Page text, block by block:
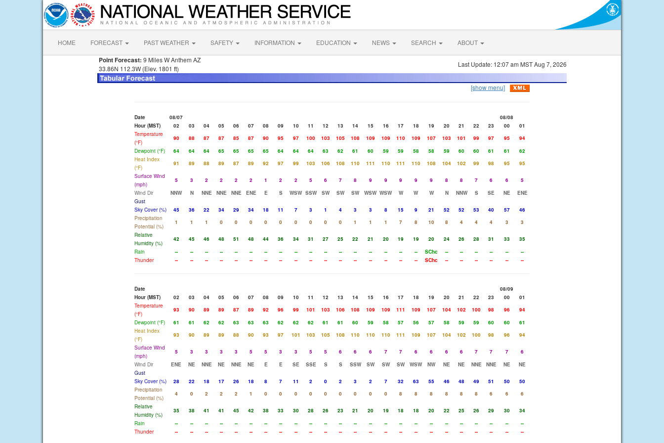
HOME FORECAST PAST WEATHER SAFETY INFORMATION EDUCATION NEWS SEARCH ABOUT
Point Forecast: 9 Miles W Anthem AZ
33.86N 112.3W (Elev. 1801 ft)
Last Update: 12:07 am MST Aug 7, 2026
[show menu]
Date 08/07
08/08
Hour (MST)
02 03 04 05 06 07 08 09 10 11 12 13 14 15 16 17 18 19 20 21 22 23 00
01
Temperature
(°F)
90 88 87 87 85 87 90 95 97 100 103 105 108 109 109 110 109 107 103 101 99 97 95
94
Dewpoint (°F)
64 64 64 65 65 65 65 64 64 64 63 62 61 60 59 59 58 58 59 60 60 61 61
62
Heat Index
(°F)
91 89 88 89 87 89 92 97 99 103 106 108 110 111 110 111 110 108 104 102 99 98 95
95
Surface Wind
(mph)
5 3 2 2 2 2 1 2 2 5 6 7 8 9 9 9 9 9 8 8 7 6 6
5
Wind Dir
NNW N NNE NNE NNE ENE E S WSW SSW SW SW SW WSW WSW W W W N NNW S SE NE
ENE
Gust
Sky Cover (%)
45 36 22 34 29 34 18 11 7 3 1 4 3 3 8 15 9 21 52 52 53 40 57
46
Precipitation
Potential (%)
1 1 1 0 0 0 0 0 0 0 0 0 1 1 1 7 8 10 8 4 4 4 3
3
Relative
Humidity (%)
42 45 46 48 51 48 44 36 34 31 27 25 22 21 20 19 19 20 24 26 28 31 33
35
Rain
-- -- -- -- -- -- -- -- -- -- -- -- -- -- -- -- -- SChc -- -- -- -- --
--
Thunder
-- -- -- -- -- -- -- -- -- -- -- -- -- -- -- -- -- SChc -- -- -- -- -- --
Date
08/09
Hour (MST)
02 03 04 05 06 07 08 09 10 11 12 13 14 15 16 17 18 19 20 21 22 23 00
01
Temperature
(°F)
93 90 89 89 87 89 92 96 99 101 103 106 108 109 109 111 109 107 104 102 100 98 96
94
Dewpoint (°F)
61 61 62 62 63 63 63 62 62 62 61 61 60 59 58 57 56 57 58 59 59 60 60
61
Heat Index
(°F)
93 90 89 89 88 90 93 97 101 103 105 108 110 110 110 111 109 107 104 102 100 98 96
94
Surface Wind
(mph)
5 3 3 3 3 5 5 3 3 5 5 6 6 6 7 7 6 6 6 6 7 7 7
6
Wind Dir
ENE NE NNE NE NNE NE E E SE SSE S S SSW SW SW SW WSW NW NE NE NNE NNE NE
NE
Gust
Sky Cover (%)
28 22 18 17 26 18 8 7 11 2 0 2 3 2 7 32 63 55 46 48 49 51 50
50
Precipitation
Potential (%)
4 0 2 2 2 1 0 0 0 0 0 0 0 0 0 8 8 8 8 8 8 6 6
6
Relative
Humidity (%)
35 38 41 41 45 42 38 33 30 28 26 23 21 20 19 18 18 20 22 25 26 29 30
34
Rain
-- -- -- -- -- -- -- -- -- -- -- -- -- -- -- -- -- -- -- -- -- -- --
--
Thunder
-- -- -- -- -- -- -- -- -- -- -- -- -- -- -- -- -- -- -- -- -- -- -- --